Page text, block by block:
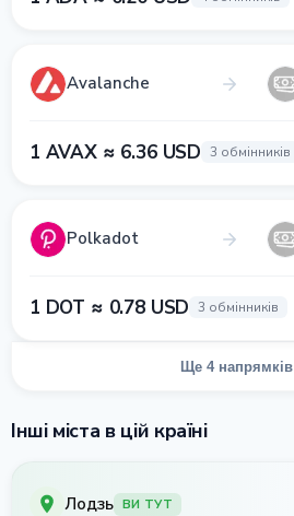
Avalanche
1 AVAX ≈ 6.36 USD 3 обмінників
Polkadot
1 DOT ≈ 0.78 USD 3 обмінників
Ще 4 напрямків
Інші міста в цій країні
Лодзь ВИ ТУТ